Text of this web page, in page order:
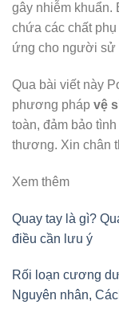
gây nhiễm khuẩn.
chứa các chất
ứng cho người sử
Qua bài viết này
phương pháp vệ
toàn, đảm bảo
thương. Xin chân
Xem thêm
Quay tay là gì?
điều cần lưu ý
Rối loạn cương
Nguyên nhân,